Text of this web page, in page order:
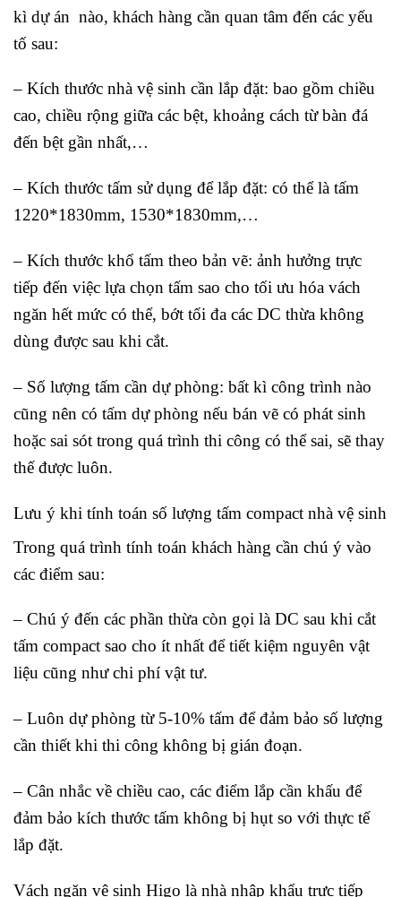
kì dự án nào, khách hàng cần quan tâm đến các yếu
tố sau:
– Kích thước nhà vệ sinh cần lắp đặt: bao gồm chiều
cao, chiều rộng giữa các bệt, khoảng cách từ bàn đá
đến bệt gần nhất,…
– Kích thước tấm sử dụng để lắp đặt: có thể là tấm
1220*1830mm, 1530*1830mm,…
– Kích thước khổ tấm theo bản vẽ: ảnh hưởng trực
tiếp đến việc lựa chọn tấm sao cho tối ưu hóa vách
ngăn hết mức có thể, bớt tối đa các DC thừa không
dùng được sau khi cắt.
– Số lượng tấm cần dự phòng: bất kì công trình nào
cũng nên có tấm dự phòng nếu bán vẽ có phát sinh
hoặc sai sót trong quá trình thi công có thể sai, sẽ thay
thế được luôn.
Lưu ý khi tính toán số lượng tấm compact nhà vệ sinh
Trong quá trình tính toán khách hàng cần chú ý vào
các điểm sau:
– Chú ý đến các phần thừa còn gọi là DC sau khi cắt
tấm compact sao cho ít nhất để tiết kiệm nguyên vật
liệu cũng như chi phí vật tư.
– Luôn dự phòng từ 5-10% tấm để đảm bảo số lượng
cần thiết khi thi công không bị gián đoạn.
– Cân nhắc về chiều cao, các điểm lắp cần khấu để
đảm bảo kích thước tấm không bị hụt so với thực tế
lắp đặt.
Vách ngăn vệ sinh Higo là nhà nhập khẩu trực tiếp